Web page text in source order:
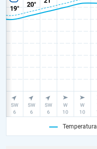
Temperatura